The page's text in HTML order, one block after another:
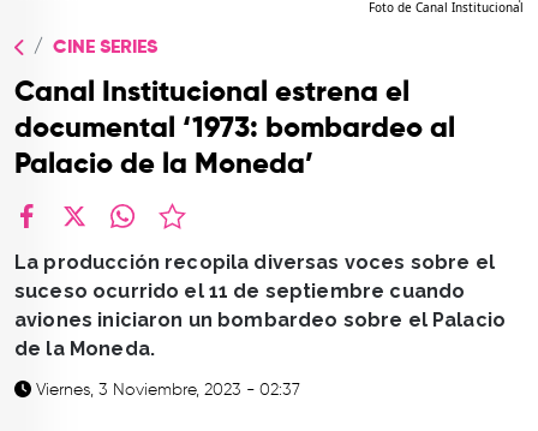
Foto de Canal Institucional
CINE SERIES
Canal Institucional estrena el
documental ‘1973: bombardeo al
Palacio de la Moneda’
La producción recopila diversas voces sobre el
suceso ocurrido el 11 de septiembre cuando
aviones iniciaron un bombardeo sobre el Palacio
de la Moneda.
Viernes, 3 Noviembre, 2023 - 02:37